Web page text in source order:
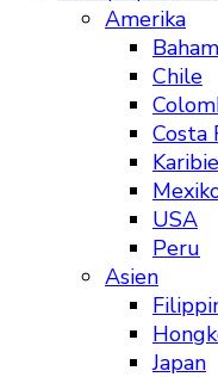
Amerika
Chile
Costa
USA
Peru
Asien
Japan